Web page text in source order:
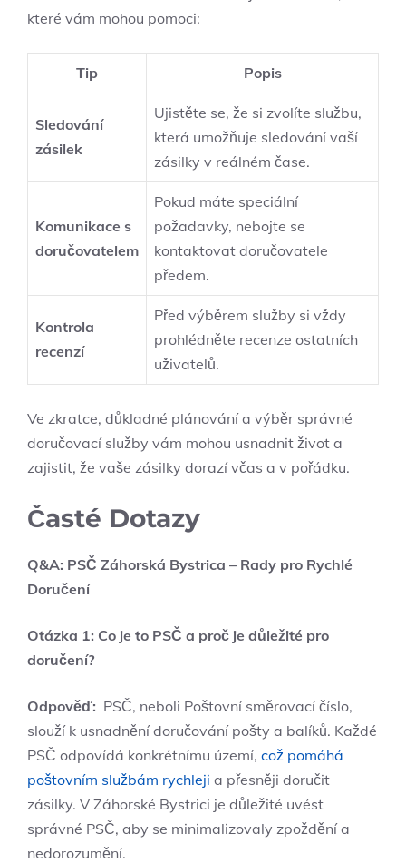
které vám mohou pomoci:
Tip Popis
Sledování
zásilek
Ujistěte se, že si ‍zvolíte⁤ službu,
která umožňuje ⁢sledování vaší
zásilky v‍ reálném čase.
Komunikace‌ s
doručovatelem
Pokud máte speciální
požadavky, nebojte se
kontaktovat doručovatele ​
předem.
Kontrola‍
recenzí
Před výběrem služby si vždy
prohlédněte recenze ostatních
uživatelů.
Ve zkratce, důkladné plánování a ‌výběr správné
doručovací služby vám mohou usnadnit život a
zajistit, že vaše zásilky dorazí včas a v pořádku.
Časté Dotazy
Q&A: PSČ Záhorská Bystrica – Rady pro⁣ Rychlé
Doručení
Otázka‍ 1: Co je to PSČ a proč je důležité pro
doručení?
Odpověď: ‍ PSČ, neboli Poštovní směrovací číslo,
slouží k usnadnění doručování pošty⁢ a ‍balíků. Každé
PSČ odpovídá konkrétnímu území, což pomáhá
poštovním službám rychleji a přesněji doručit
zásilky. V Záhorské Bystrici je důležité uvést
správné PSČ, aby se minimalizovaly zpoždění a
nedorozumění.